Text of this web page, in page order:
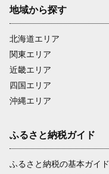
地域から探す
北海道エリア
関東エリア
近畿エリア
四国エリア
沖縄エリア
ふるさと納税ガイド
ふるさと納税の基本ガイド